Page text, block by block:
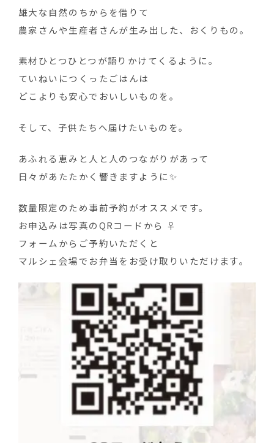
雄大な自然のちからを借りて
農家さんや生産者さんが生み出した、おくりもの。
素材ひとつひとつが語りかけてくるように。
ていねいにつくったごはんは
どこよりも安心でおいしいものを。
そして、子供たちへ届けたいものを。
あふれる恵みと人と人のつながりがあって
日々があたたかく響きますように✨
数量限定のため事前予約がオススメです。
お申込みは写真のQRコードから ‍♀️
フォームからご予約いただくと
マルシェ会場でお弁当をお受け取りいただけます。